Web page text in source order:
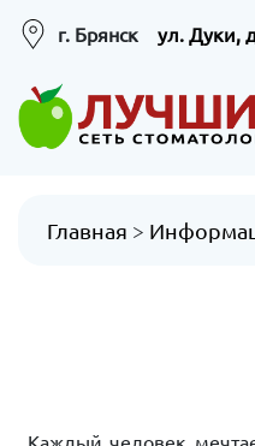
г. Брянск ул. Дуки,
Главная >
Каждый человек